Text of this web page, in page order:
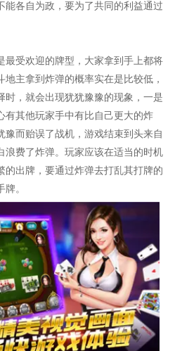
能各自为政，要为了共同的利益通过
最受欢迎的牌型，大家拿到手上都将
主拿到炸弹的概率实在是比较低，
时，就会出现犹犹豫豫的现象，一是
有其他玩家手中有比自己更大的炸
豫而贻误了战机，游戏结束到头来自
浪费了炸弹。玩家应该在适当的时机
的出牌，要通过炸弹去打乱其打牌的
。